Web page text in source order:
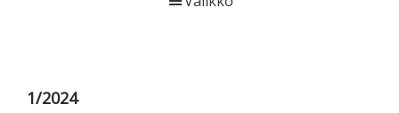
viestittää
1/2024